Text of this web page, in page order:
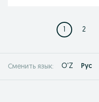
1 2
Сменить язык: O'Z Рус